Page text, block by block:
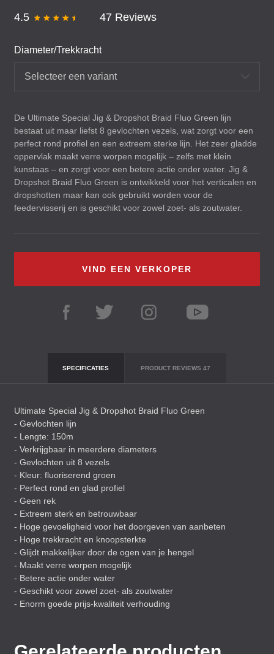
4.5 47 Reviews
Diameter/Trekkracht
Selecteer een variant
De Ultimate Special Jig & Dropshot Braid Fluo Green lijn
bestaat uit maar liefst 8 gevlochten vezels, wat zorgt voor een
perfect rond profiel en een extreem sterke lijn. Het zeer gladde
oppervlak maakt verre worpen mogelijk – zelfs met klein
kunstaas – en zorgt voor een betere actie onder water. Jig &
Dropshot Braid Fluo Green is ontwikkeld voor het verticalen en
dropshotten maar kan ook gebruikt worden voor de
feedervisserij en is geschikt voor zowel zoet- als zoutwater.
VIND EEN VERKOPER
SPECIFICATIES PRODUCT REVIEWS 47
Ultimate Special Jig & Dropshot Braid Fluo Green
- Gevlochten lijn
- Lengte: 150m
- Verkrijgbaar in meerdere diameters
- Gevlochten uit 8 vezels
- Kleur: fluoriserend groen
- Perfect rond en glad profiel
- Geen rek
- Extreem sterk en betrouwbaar
- Hoge gevoeligheid voor het doorgeven van aanbeten
- Hoge trekkracht en knoopsterkte
- Glijdt makkelijker door de ogen van je hengel
- Maakt verre worpen mogelijk
- Betere actie onder water
- Geschikt voor zowel zoet- als zoutwater
- Enorm goede prijs-kwaliteit verhouding